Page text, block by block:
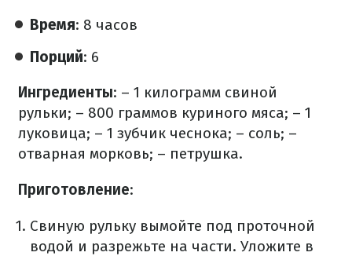
Время: 8 часов
Порций: 6
Ингредиенты: – 1 килограмм свиной
рульки; – 800 граммов куриного мяса; – 1
луковица; – 1 зубчик чеснока; – соль; –
отварная морковь; – петрушка.
Приготовление:
Свиную рульку вымойте под проточной
водой и разрежьте на части. Уложите в